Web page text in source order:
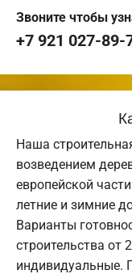
Звоните чтобы
+7 921 027-89-
Наша
возведением
европейской
летние и зимние
Варианты
строительства от
индивидуальные.